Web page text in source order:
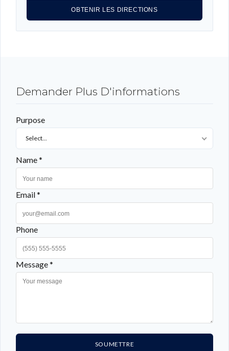
Demander Plus D'informations
Purpose
Select...
Name *
Email *
Phone
Message *
SOUMETTRE